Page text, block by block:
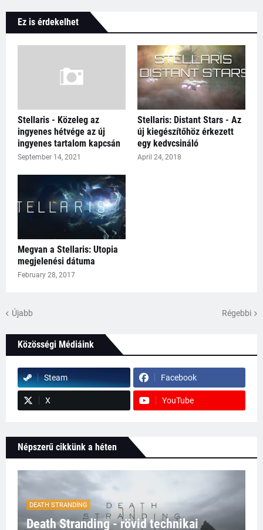
Ez is érdekelhet
Stellaris - Közeleg az
ingyenes hétvége az új
ingyenes tartalom kapcsán
September 14, 2021
Stellaris: Distant Stars - Az
új kiegészítőhöz érkezett
egy kedvcsináló
April 24, 2018
Megvan a Stellaris: Utopia
megjelenési dátuma
February 28, 2017
Újabb Régebbi
Közösségi Médiáink
Steam Facebook
X YouTube
Népszerű cikkünk a héten
DEATH STRANDING
Death Stranding - rövid technikai